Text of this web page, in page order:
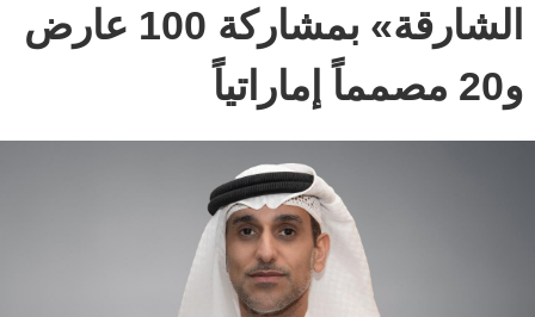
الشارقة» بمشاركة 100 عارض
و20 مصمماً إماراتياً